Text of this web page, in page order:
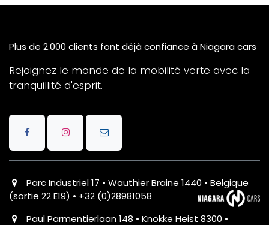
Plus de 2.000 clients font déjà confiance à Niagara cars
Rejoignez le monde de la mobilité verte avec la
tranquillité d'esprit.
Parc Industriel 17 • Wauthier Braine 1440 • Belgique
(sortie 22 E19) • +32 (0)28981058
Paul Parmentierlaan 148 • Knokke Heist 8300 •